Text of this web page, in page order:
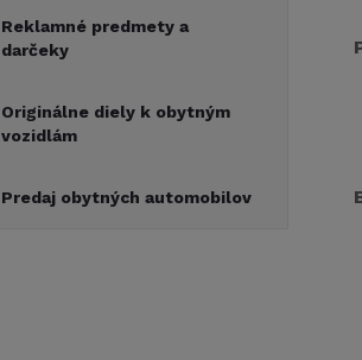
Reklamné predmety a
darčeky
Originálne diely k obytným
vozidlám
Predaj obytných automobilov